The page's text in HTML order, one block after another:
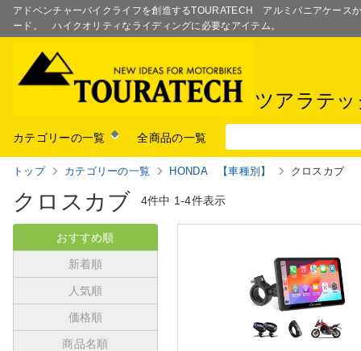
アドベンチャーバイクライフを創造するTOURATECH アルミパニアケース
ード。 ハイクオリティなライディングに必要なアイテム。
ツアラテ
カテゴリーの一覧 全商品の一覧
トップ カテゴリーの一覧 HONDA 【車種別】 クロスカブ
クロスカブ 4件中 1-4件表示
おすすめ順
新着順
人気順
価格順
商品名順